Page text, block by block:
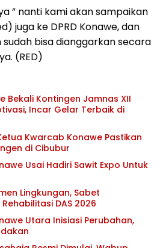
” nanti kami akan sampaikan
juga ke DPRD Konawe, dan
bisa dianggarkan secara
(RED)
Bekali Kontingen Jamnas XII
Incar Gelar Terbaik di
Kwarcab Konawe Pastikan
di Cibubur
Usai Hadiri Sawit Expo Untuk
Lingkungan, Sabet
DAS 2026
Utara Inisiasi Perubahan,